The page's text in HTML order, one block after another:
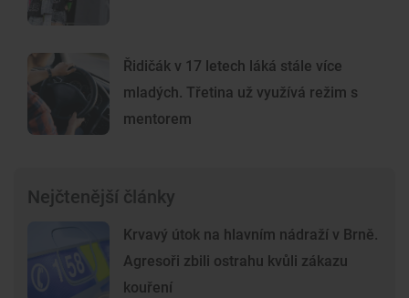
Řidičák v 17 letech láká stále více
mladých. Třetina už využívá režim s
mentorem
Nejčtenější články
Krvavý útok na hlavním nádraží v Brně.
Agresoři zbili ostrahu kvůli zákazu
kouření